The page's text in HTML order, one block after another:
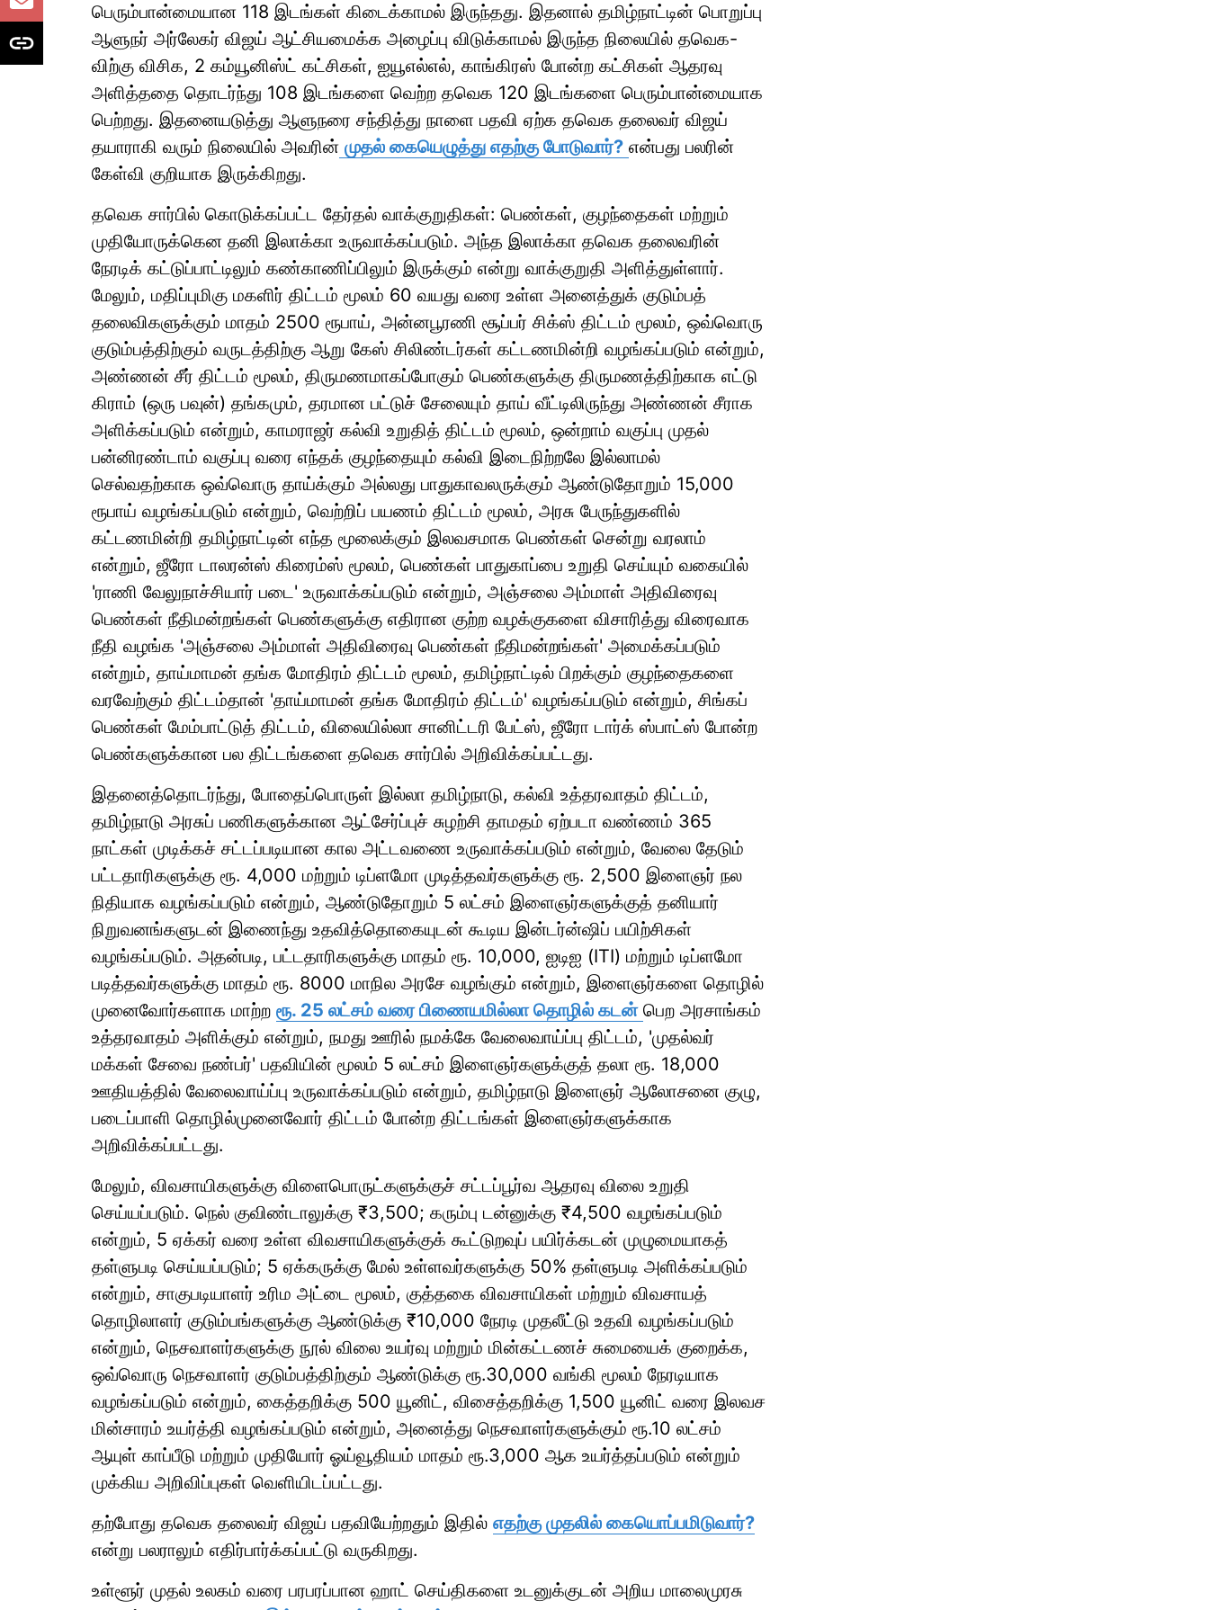
பெரும்பான்மையான 118 இடங்கள் கிடைக்காமல் இருந்தது. இதனால் தமிழ்நாட்டின் பொறுப்பு
ஆளுநர் அர்லேகர் விஜய் ஆட்சியமைக்க அழைப்பு விடுக்காமல் இருந்த நிலையில் தவெக-
விற்கு விசிக, 2 கம்யூனிஸ்ட் கட்சிகள், ஐயூஎல்எல், காங்கிரஸ் போன்ற கட்சிகள் ஆதரவு
அளித்ததை தொடர்ந்து 108 இடங்களை வெற்ற தவெக 120 இடங்களை பெரும்பான்மையாக
பெற்றது. இதனையடுத்து ஆளுநரை சந்தித்து நாளை பதவி ஏற்க தவெக தலைவர் விஜய்
தயாராகி வரும் நிலையில் அவரின் முதல் கையெழுத்து எதற்கு போடுவார்? என்பது பலரின்
கேள்வி குறியாக இருக்கிறது.
தவெக சார்பில் கொடுக்கப்பட்ட தேர்தல் வாக்குறுதிகள்: பெண்கள், குழந்தைகள் மற்றும்
முதியோருக்கென தனி இலாக்கா உருவாக்கப்படும். அந்த இலாக்கா தவெக தலைவரின்
நேரடிக் கட்டுப்பாட்டிலும் கண்காணிப்பிலும் இருக்கும் என்று வாக்குறுதி அளித்துள்ளார்.
மேலும், மதிப்புமிகு மகளிர் திட்டம் மூலம் 60 வயது வரை உள்ள அனைத்துக் குடும்பத்
தலைவிகளுக்கும் மாதம் 2500 ரூபாய், அன்னபூரணி சூப்பர் சிக்ஸ் திட்டம் மூலம், ஒவ்வொரு
குடும்பத்திற்கும் வருடத்திற்கு ஆறு கேஸ் சிலிண்டர்கள் கட்டணமின்றி வழங்கப்படும் என்றும்,
அண்ணன் சீர் திட்டம் மூலம், திருமணமாகப்போகும் பெண்களுக்கு திருமணத்திற்காக எட்டு
கிராம் (ஒரு பவுன்) தங்கமும், தரமான பட்டுச் சேலையும் தாய் வீட்டிலிருந்து அண்ணன் சீராக
அளிக்கப்படும் என்றும், காமராஜர் கல்வி உறுதித் திட்டம் மூலம், ஒன்றாம் வகுப்பு முதல்
பன்னிரண்டாம் வகுப்பு வரை எந்தக் குழந்தையும் கல்வி இடைநிற்றலே இல்லாமல்
செல்வதற்காக ஒவ்வொரு தாய்க்கும் அல்லது பாதுகாவலருக்கும் ஆண்டுதோறும் 15,000
ரூபாய் வழங்கப்படும் என்றும், வெற்றிப் பயணம் திட்டம் மூலம், அரசு பேருந்துகளில்
கட்டணமின்றி தமிழ்நாட்டின் எந்த மூலைக்கும் இலவசமாக பெண்கள் சென்று வரலாம்
என்றும், ஜீரோ டாலரன்ஸ் கிரைம்ஸ் மூலம், பெண்கள் பாதுகாப்பை உறுதி செய்யும் வகையில்
'ராணி வேலுநாச்சியார் படை' உருவாக்கப்படும் என்றும், அஞ்சலை அம்மாள் அதிவிரைவு
பெண்கள் நீதிமன்றங்கள் பெண்களுக்கு எதிரான குற்ற வழக்குகளை விசாரித்து விரைவாக
நீதி வழங்க 'அஞ்சலை அம்மாள் அதிவிரைவு பெண்கள் நீதிமன்றங்கள்' அமைக்கப்படும்
என்றும், தாய்மாமன் தங்க மோதிரம் திட்டம் மூலம், தமிழ்நாட்டில் பிறக்கும் குழந்தைகளை
வரவேற்கும் திட்டம்தான் 'தாய்மாமன் தங்க மோதிரம் திட்டம்' வழங்கப்படும் என்றும், சிங்கப்
பெண்கள் மேம்பாட்டுத் திட்டம், விலையில்லா சானிட்டரி பேட்ஸ், ஜீரோ டார்க் ஸ்பாட்ஸ் போன்ற
பெண்களுக்கான பல திட்டங்களை தவெக சார்பில் அறிவிக்கப்பட்டது.
இதனைத்தொடர்ந்து, போதைப்பொருள் இல்லா தமிழ்நாடு, கல்வி உத்தரவாதம் திட்டம்,
தமிழ்நாடு அரசுப் பணிகளுக்கான ஆட்சேர்ப்புச் சுழற்சி தாமதம் ஏற்படா வண்ணம் 365
நாட்கள் முடிக்கச் சட்டப்படியான கால அட்டவணை உருவாக்கப்படும் என்றும், வேலை தேடும்
பட்டதாரிகளுக்கு ரூ. 4,000 மற்றும் டிப்ளமோ முடித்தவர்களுக்கு ரூ. 2,500 இளைஞர் நல
நிதியாக வழங்கப்படும் என்றும், ஆண்டுதோறும் 5 லட்சம் இளைஞர்களுக்குத் தனியார்
நிறுவனங்களுடன் இணைந்து உதவித்தொகையுடன் கூடிய இன்டர்ன்ஷிப் பயிற்சிகள்
வழங்கப்படும். அதன்படி, பட்டதாரிகளுக்கு மாதம் ரூ. 10,000, ஐடிஐ (ITI) மற்றும் டிப்ளமோ
படித்தவர்களுக்கு மாதம் ரூ. 8000 மாநில அரசே வழங்கும் என்றும், இளைஞர்களை தொழில்
முனைவோர்களாக மாற்ற ரூ. 25 லட்சம் வரை பிணையமில்லா தொழில் கடன் பெற அரசாங்கம்
உத்தரவாதம் அளிக்கும் என்றும், நமது ஊரில் நமக்கே வேலைவாய்ப்பு திட்டம், 'முதல்வர்
மக்கள் சேவை நண்பர்' பதவியின் மூலம் 5 லட்சம் இளைஞர்களுக்குத் தலா ரூ. 18,000
ஊதியத்தில் வேலைவாய்ப்பு உருவாக்கப்படும் என்றும், தமிழ்நாடு இளைஞர் ஆலோசனை குழு,
படைப்பாளி தொழில்முனைவோர் திட்டம் போன்ற திட்டங்கள் இளைஞர்களுக்காக
அறிவிக்கப்பட்டது.
மேலும், விவசாயிகளுக்கு விளைபொருட்களுக்குச் சட்டப்பூர்வ ஆதரவு விலை உறுதி
செய்யப்படும். நெல் குவிண்டாலுக்கு ₹3,500; கரும்பு டன்னுக்கு ₹4,500 வழங்கப்படும்
என்றும், 5 ஏக்கர் வரை உள்ள விவசாயிகளுக்குக் கூட்டுறவுப் பயிர்க்கடன் முழுமையாகத்
தள்ளுபடி செய்யப்படும்; 5 ஏக்கருக்கு மேல் உள்ளவர்களுக்கு 50% தள்ளுபடி அளிக்கப்படும்
என்றும், சாகுபடியாளர் உரிம அட்டை மூலம், குத்தகை விவசாயிகள் மற்றும் விவசாயத்
தொழிலாளர் குடும்பங்களுக்கு ஆண்டுக்கு ₹10,000 நேரடி முதலீட்டு உதவி வழங்கப்படும்
என்றும், நெசவாளர்களுக்கு நூல் விலை உயர்வு மற்றும் மின்கட்டணச் சுமையைக் குறைக்க,
ஒவ்வொரு நெசவாளர் குடும்பத்திற்கும் ஆண்டுக்கு ரூ.30,000 வங்கி மூலம் நேரடியாக
வழங்கப்படும் என்றும், கைத்தறிக்கு 500 யூனிட், விசைத்தறிக்கு 1,500 யூனிட் வரை இலவச
மின்சாரம் உயர்த்தி வழங்கப்படும் என்றும், அனைத்து நெசவாளர்களுக்கும் ரூ.10 லட்சம்
ஆயுள் காப்பீடு மற்றும் முதியோர் ஓய்வூதியம் மாதம் ரூ.3,000 ஆக உயர்த்தப்படும் என்றும்
முக்கிய அறிவிப்புகள் வெளியிடப்பட்டது.
தற்போது தவெக தலைவர் விஜய் பதவியேற்றதும் இதில் எதற்கு முதலில் கையொப்பமிடுவார்?
என்று பலராலும் எதிர்பார்க்கப்பட்டு வருகிறது.
உள்ளூர் முதல் உலகம் வரை பரபரப்பான ஹாட் செய்திகளை உடனுக்குடன் அறிய மாலைமுரசு